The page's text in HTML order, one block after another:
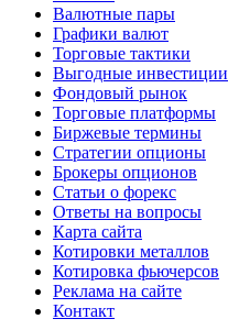
Валютные пары
Графики валют
Торговые тактики
Выгодные инвестиции
Фондовый рынок
Торговые платформы
Биржевые термины
Стратегии опционы
Брокеры опционов
Статьи о форекс
Ответы на вопросы
Карта сайта
Котировки металлов
Котировка фьючерсов
Реклама на сайте
Контакт